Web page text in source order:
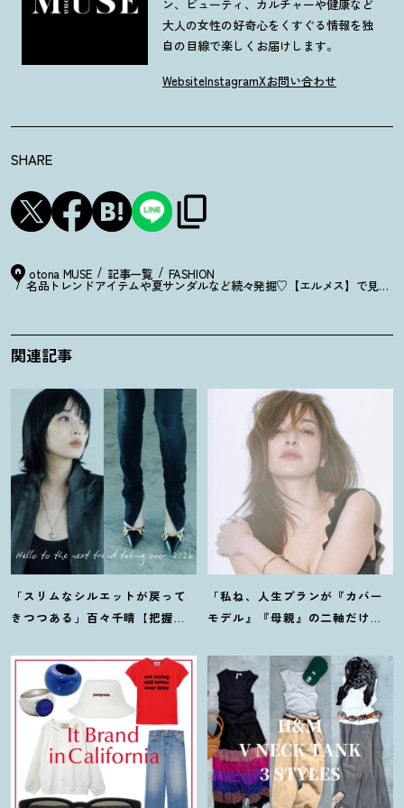
ン、ビューティ、カルチャーや健康など
大人の女性の好奇心をくすぐる情報を独
自の目線で楽しくお届けします。
WebsiteInstagramXお問い合わせ
SHARE
otona MUSE 記事一覧 FASHION
名品トレンドアイテムや夏サンダルなど続々発掘♡【エルメス】で見つけ
関連記事
「スリムなシルエットが戻って
きつつある」百々千晴【把握し
て？
「私ね、人生プランが『カバー
モデル』『母親』の二軸だけな
き方】